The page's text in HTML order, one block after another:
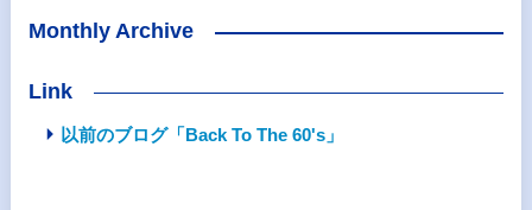
Monthly Archive
Link
以前のブログ「Back To The 60's」